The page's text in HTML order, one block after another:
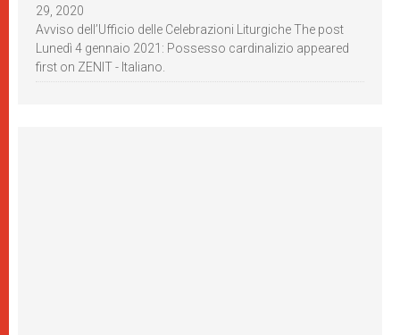
29, 2020
Avviso dell’Ufficio delle Celebrazioni Liturgiche The post
Lunedì 4 gennaio 2021: Possesso cardinalizio appeared
first on ZENIT - Italiano.